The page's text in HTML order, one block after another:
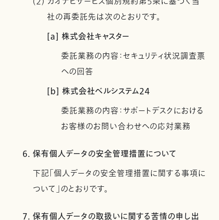
社の再委託先は次のとおりです。
[a] 株式会社キャスター
委託業務の内容：セキュリティ状況調査票
への回答
[b] 株式会社ベルシステム24
委託業務の内容：サポートデスクにおける
お客様のお問い合わせへの応対業務
6. 保有個人データの安全管理措置について
下記「個人データの安全管理措置に関する事項に
ついて」のとおりです。
7. 保有個人データの取扱いに関する苦情の申し出